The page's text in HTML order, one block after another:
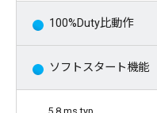
100%Duty比動作
ソフトスタート機能